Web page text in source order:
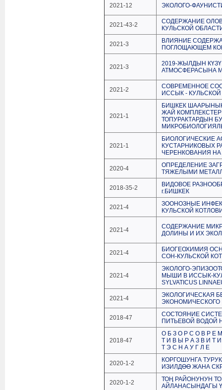
2021-12 ЭКОЛОГО-
2021-43-2
СОДЕРЖАНИЕ
КУЛЬСКОЙ
2021-3
ВЛИЯНИЕ
ПОГЛОЩАЮЩЕМ
2021-3
2019-ЖЫЛДЫН
АТМОСФЕРАСЫНА
2021-2
СОВРЕМЕННОЕ
ИССЫК -
2021-1
БИШКЕК
ЖАЙ
ТОПУРАКТАРДЫН
2021-1
БИОЛОГИЧЕСКИЕ
КУСТАРНИКОВЫХ
ЧЕРЕНКОВАНИЯ НА
2020-4
ОПРЕДЕЛЕНИЕ
ТЯЖЕЛЫМИ
2018-35-2
ВИДОВОЕ
г.БИШКЕК
2021-4
ЗООНОЗНЫЕ
КУЛЬСКОЙ
2021-4
СОДЕРЖАНИЕ
ДОЛИНЫ И ИХ
2021-4
БИОГЕОХИМИЯ
СОН-КУЛЬСКОЙ
2021-4
ЭКОЛОГО-
МЫШИ В ИССЫК-
SYLVATICUS
2021-4
ЭКОЛОГИЧЕСКАЯ
ЭКОНОМИЧЕСКОГО
2018-47
СОСТОЯНИЕ
ПИТЬЕВОЙ ВОДОЙ
2018-47
О Б З О Р С О В Р Е
Т И В Ы Р А З В И Т
Т Э С Н А У Г Л Е
2020-1-2
КОРГОШУНГА
ИЗИЛДӨӨ ЖАНА
2020-1-2
ТОӉ РАЙОНУНУН
АЙЛАНАСЫНДАГЫ